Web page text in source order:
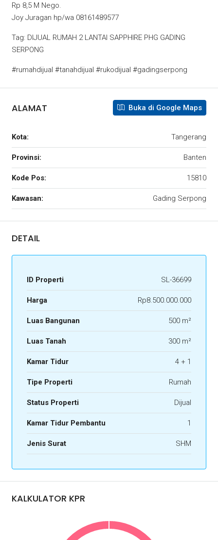
Rp 8,5 M Nego.
Joy Juragan hp/wa 08161489577
Tag: DIJUAL RUMAH 2 LANTAI SAPPHIRE PHG GADING
SERPONG
#rumahdijual #tanahdijual #rukodijual #gadingserpong
ALAMAT Buka di Google Maps
Kota: Tangerang
Provinsi: Banten
Kode Pos: 15810
Kawasan: Gading Serpong
DETAIL
ID Properti SL-36699
Harga Rp8.500.000.000
Luas Bangunan 500 m²
Luas Tanah 300 m²
Kamar Tidur 4 + 1
Tipe Properti Rumah
Status Properti Dijual
Kamar Tidur Pembantu 1
Jenis Surat SHM
KALKULATOR KPR